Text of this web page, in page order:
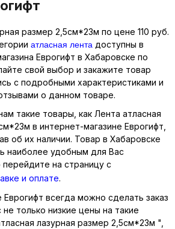
размер 2,5см*23м по цене 110 руб.
атласная лента доступны в
Еврогифт в Хабаровске по
свой выбор и закажите товар
с подробными характеристиками и
о данном товаре.
такие товары, как Лента атласная
в интернет-магазине Еврогифт,
об их наличии. Товар в Хабаровске
наиболее удобным для Вас
на страницу с
и оплате.
Еврогифт всегда можно сделать заказ
не только низкие цены на такие
лазурная размер 2,5см*23м ",